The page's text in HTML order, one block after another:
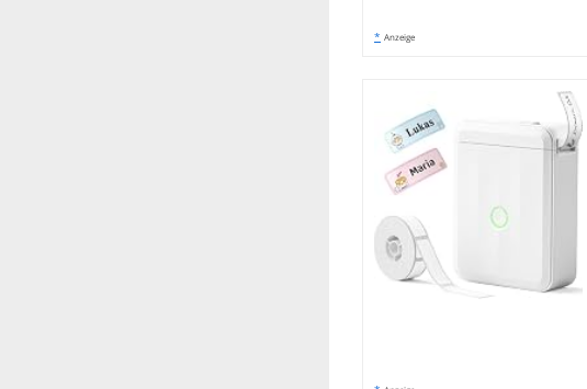
* Anzeige